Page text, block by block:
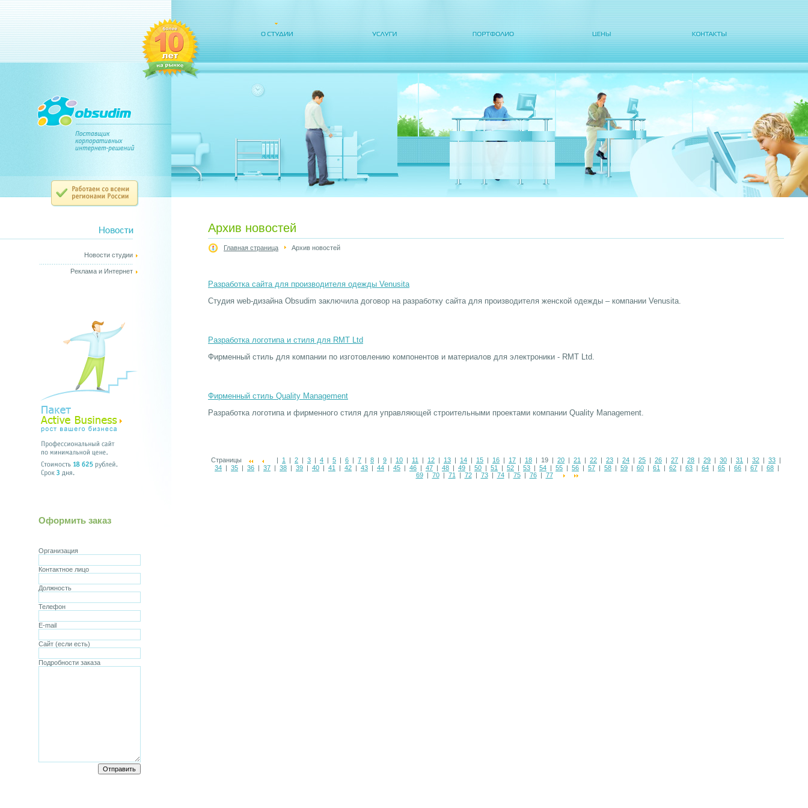
Новости студии
Реклама и Интернет
Оформить заказ
Организация
Контактное лицо
Должность
Телефон
E-mail
Сайт (если есть)
Подробности заказа
Архив новостей
Главная страница Архив новостей
Разработка сайта для производителя одежды Venusita
Студия web-дизайна Obsudim заключила договор на разработку сайта для производителя женской одежды – компании Venusita.
Разработка логотипа и стиля для RMT Ltd
Фирменный стиль для компании по изготовлению компонентов и материалов для электроники - RMT Ltd.
Фирменный стиль Quality Management
Разработка логотипа и фирменного стиля для управляющей строительными проектами компании Quality Management.
Страницы | 1 | 2 | 3 | 4 | 5 | 6 | 7 | 8 | 9 | 10 | 11 | 12 | 13 | 14 | 15 | 16 | 17 | 18 | 19 | 20 | 21 | 22 | 23 | 24 | 25 | 26 | 27 | 28 | 29 | 30 | 31 | 32 | 33 |
34 | 35 | 36 | 37 | 38 | 39 | 40 | 41 | 42 | 43 | 44 | 45 | 46 | 47 | 48 | 49 | 50 | 51 | 52 | 53 | 54 | 55 | 56 | 57 | 58 | 59 | 60 | 61 | 62 | 63 | 64 | 65 | 66 | 67 | 68 |
69| 70| 71 | 72| 73| 74| 75| 76| 77